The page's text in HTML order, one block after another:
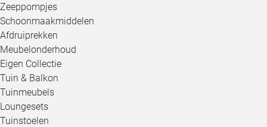
Zeeppompjes
Schoonmaakmiddelen
Afdruiprekken
Meubelonderhoud
Eigen Collectie
Tuin & Balkon
Tuinmeubels
Loungesets
Tuinstoelen